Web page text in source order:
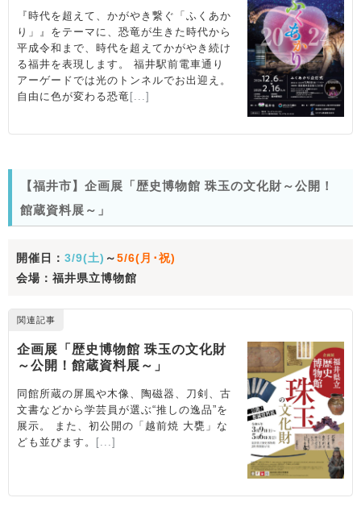
【福井市】企画展「歴史博物館 珠玉の文化財～公開！
館蔵資料展～」
開催日： 3/9(土) ～5/6(月･祝)
会場：福井県立博物館